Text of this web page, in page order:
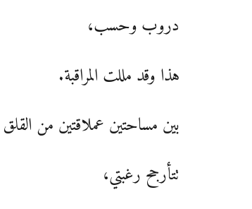
دروب وحسب،
هذا وقد مللت المراقبة.
بين مساحتين عملاقتين من القلق
تتأرجح رغبتي،